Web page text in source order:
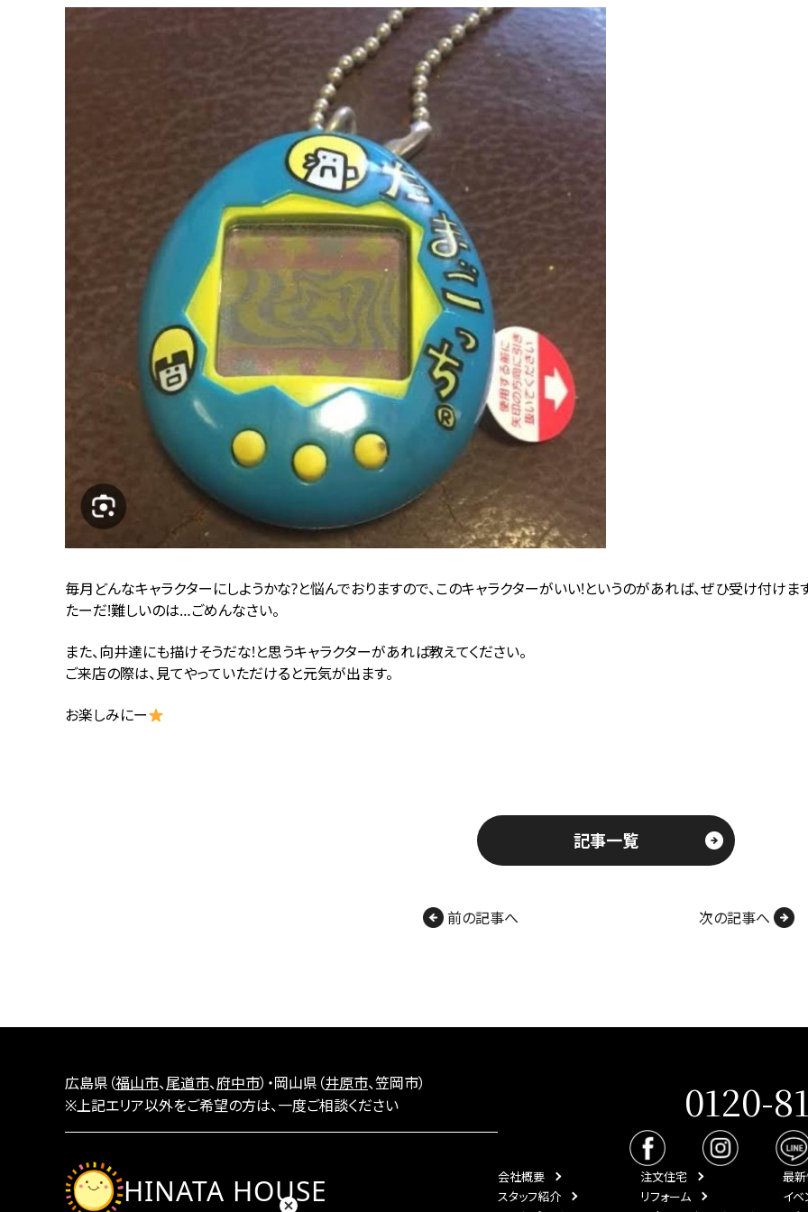
毎月どんなキャラクターにしようかな?と悩んでおりますので、このキャラクターがいい!というのがあれば、ぜひ受け付けま
たーだ!難しいのは…ごめんなさい。
また、向井達にも描けそうだな!と思うキャラクターがあれば教えてください。
ご来店の際は、見てやっていただけると元気が出ます。
お楽しみにー
記事一覧
前の記事へ 次の記事へ
広島県（福山市、尾道市、府中市）・岡山県（井原市、笠岡市）
※上記エリア以外をご希望の方は、一度ご相談ください
HINATA HOUSE
0120-
会社概要
スタッフ紹介
注文住宅
リフォーム
最
イベ